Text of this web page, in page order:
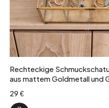
Rechteckige
aus mattem Goldmetall und
29 €